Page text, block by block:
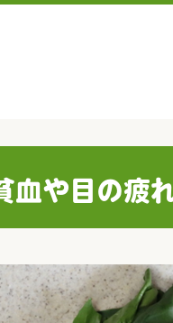
や目の疲